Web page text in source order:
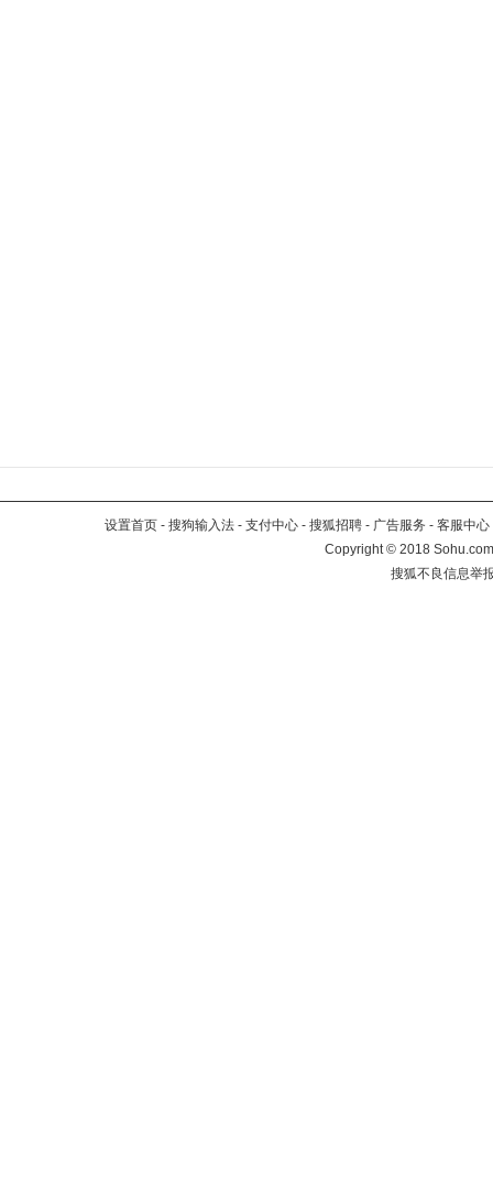
设置首页 - 搜狗输入法 - 支付中心 - 搜狐招聘 - 广告服务 - 客服中心
Copyright©2018
搜狐不良信息举